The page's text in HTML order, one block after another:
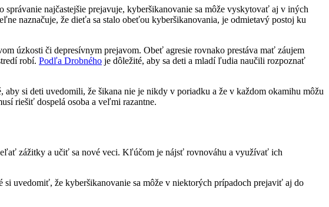
najčastejšie prejavuje, kyberšikanovanie sa môže vyskytovať aj v iných
naznačuje, že dieťa sa stalo obeťou kyberšikanovania, je odmietavý postoj ku
úzkosti či depresívnym prejavom. Obeť agresie rovnako prestáva mať záujem
robí. Podľa Drobného je dôležité, aby sa deti a mladí ľudia naučili rozpoznať
si deti uvedomili, že šikana nie je nikdy v poriadku a že v každom okamihu môžu
riešiť dospelá osoba a veľmi razantne.
zážitky a učiť sa nové veci. Kľúčom je nájsť rovnováhu a využívať ich
uvedomiť, že kyberšikanovanie sa môže v niektorých prípadoch prejaviť aj do